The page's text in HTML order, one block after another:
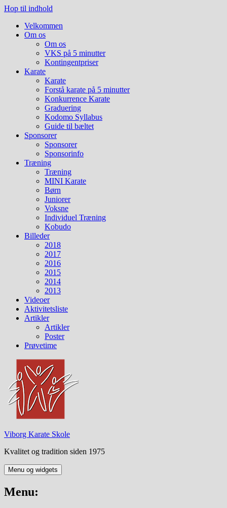
Hop til indhold
Velkommen
Om os
Om os
VKS på 5 minutter
Kontingentpriser
Karate
Karate
Forstå karate på 5 minutter
Konkurrence Karate
Graduering
Kodomo Syllabus
Guide til bæltet
Sponsorer
Sponsorer
Sponsorinfo
Træning
Træning
MINI Karate
Børn
Juniorer
Voksne
Individuel Træning
Kobudo
Billeder
2018
2017
2016
2015
2014
2013
Videoer
Aktivitetsliste
Artikler
Artikler
Poster
Prøvetime
Viborg Karate Skole
Kvalitet og tradition siden 1975
Menu og widgets
Menu: